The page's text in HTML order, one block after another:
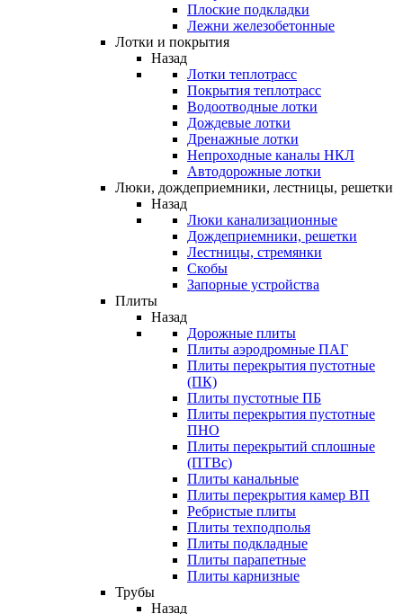
Плоские подкладки
Лежни железобетонные
Лотки и покрытия
Назад
Лотки теплотрасс
Покрытия теплотрасс
Водоотводные лотки
Дождевые лотки
Дренажные лотки
Непроходные каналы НКЛ
Автодорожные лотки
Люки, дождеприемники, лестницы, решетки
Назад
Люки канализационные
Дождеприемники, решетки
Лестницы, стремянки
Скобы
Запорные устройства
Плиты
Назад
Дорожные плиты
Плиты аэродромные ПАГ
Плиты перекрытия пустотные
(ПК)
Плиты пустотные ПБ
Плиты перекрытия пустотные
ПНО
Плиты перекрытий сплошные
(ПТВс)
Плиты канальные
Плиты перекрытия камер ВП
Ребристые плиты
Плиты техподполья
Плиты подкладные
Плиты парапетные
Плиты карнизные
Трубы
Назад